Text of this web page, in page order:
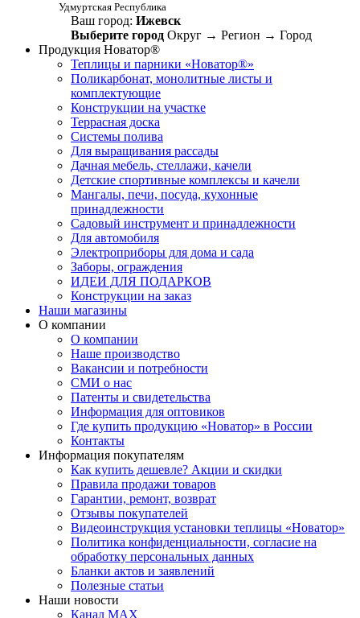
Удмуртская Республика
Ваш город: Ижевск
Выберите город Округ → Регион → Город
Продукция Новатор®
Теплицы и парники «Новатор®»
Поликарбонат, монолитные листы и
комплектующие
Конструкции на участке
Террасная доска
Системы полива
Для выращивания рассады
Дачная мебель, стеллажи, качели
Детские спортивные комплексы и качели
Мангалы, печи, посуда, кухонные
принадлежности
Садовый инструмент и принадлежности
Для автомобиля
Электроприборы для дома и сада
Заборы, ограждения
ИДЕИ ДЛЯ ПОДАРКОВ
Конструкции на заказ
Наши магазины
О компании
О компании
Наше производство
Вакансии и потребности
СМИ о нас
Патенты и свидетельства
Информация для оптовиков
Где купить продукцию «Новатор» в России
Контакты
Информация покупателям
Как купить дешевле? Акции и скидки
Правила продажи товаров
Гарантии, ремонт, возврат
Отзывы покупателей
Видеоинструкция установки теплицы «Новатор»
Политика конфиденциальности, согласие на
обработку персональных данных
Бланки актов и заявлений
Полезные статьи
Наши новости
Канал MAX